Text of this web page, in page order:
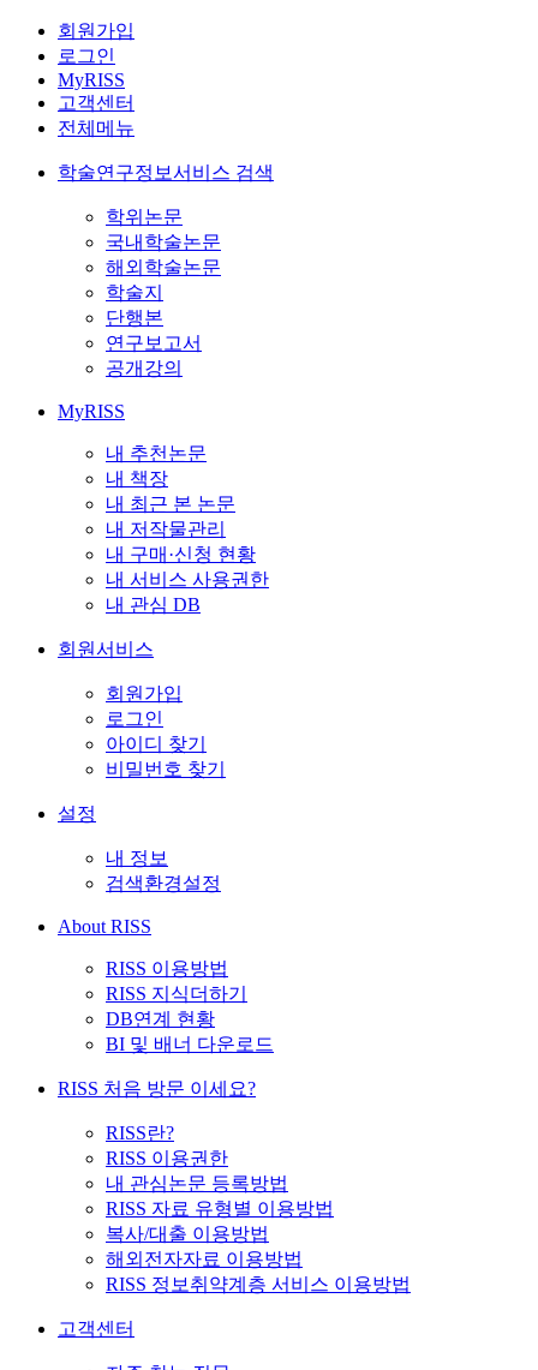
회원가입
로그인
MyRISS
고객센터
전체메뉴
학술연구정보서비스 검색
학위논문
국내학술논문
해외학술논문
학술지
단행본
연구보고서
공개강의
MyRISS
내 추천논문
내 책장
내 최근 본 논문
내 저작물관리
내 구매·신청 현황
내 서비스 사용권한
내 관심 DB
회원서비스
회원가입
로그인
아이디 찾기
비밀번호 찾기
설정
내 정보
검색환경설정
About RISS
RISS 이용방법
RISS 지식더하기
DB연계 현황
BI 및 배너 다운로드
RISS 처음 방문 이세요?
RISS란?
RISS 이용권한
내 관심논문 등록방법
RISS 자료 유형별 이용방법
복사/대출 이용방법
해외전자자료 이용방법
RISS 정보취약계층 서비스 이용방법
고객센터